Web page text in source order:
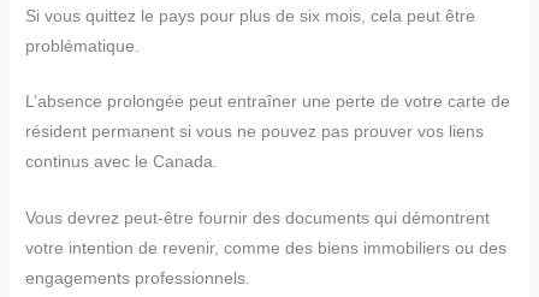
Si vous quittez le pays pour plus de six mois, cela peut être
problématique.
L’absence prolongée peut entraîner une perte de votre carte de
résident permanent si vous ne pouvez pas prouver vos liens
continus avec le Canada.
Vous devrez peut-être fournir des documents qui démontrent
votre intention de revenir, comme des biens immobiliers ou des
engagements professionnels.